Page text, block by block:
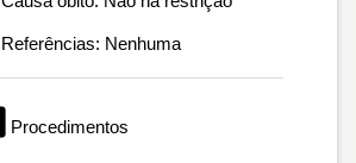
Referências: Nenhuma
Procedimentos